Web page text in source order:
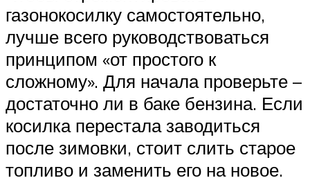
газонокосилку самостоятельно,
лучше всего руководствоваться
принципом «от простого к
сложному». Для начала проверьте –
достаточно ли в баке бензина. Если
косилка перестала заводиться
после зимовки, стоит слить старое
топливо и заменить его на новое.